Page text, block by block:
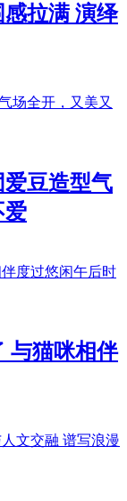
拉满 演绎
豆造型气
爱
与猫咪相伴